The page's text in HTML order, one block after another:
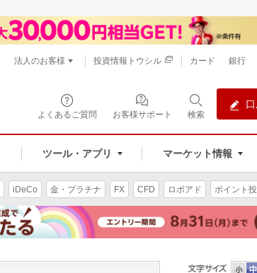
よくあるご質問 お客様サポート 検索
ツール・アプリ マーケット情報
法人のお客様 投資情報トウシル カード 銀行
iDeCo 金・プラチナ FX CFD ロボアド ポイント